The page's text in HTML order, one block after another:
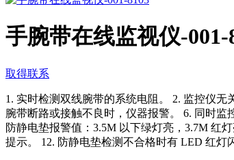
手腕带在线监视仪-001-
取得联系
1. 实时检测双线腕带的系统电阻。 2. 监控仪
腕带断路或接触不良时，仪器报警。 6. 同时监
防静电垫报警值：3.5M 以下绿灯亮，3.7M 红
提示。 12. 防静电垫检测不合格时有 LED 红灯